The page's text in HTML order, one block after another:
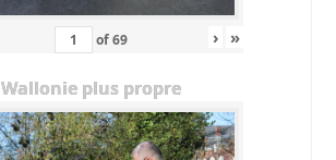
of69 › »
Wallonie plus propre